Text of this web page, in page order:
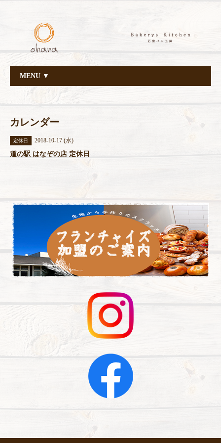
MENU ▼
カレンダー
定休日 2018-10-17 (水)
道の駅 はなぞの店 定休日